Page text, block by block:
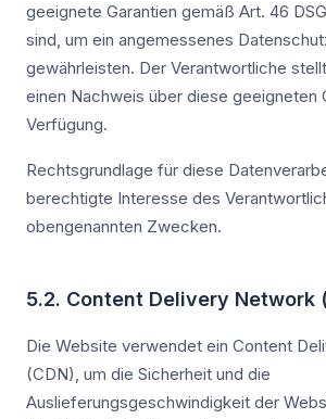
geeignete Garantien gemäß Art. 46
sind, um ein angemessenes
gewährleisten. Der Verantwortliche
einen Nachweis über diese geeigneten
Verfügung.
Rechtsgrundlage für diese
berechtigte Interesse des
obengenannten Zwecken.
5.2. Content Delivery Network
Die Website verwendet ein Content
(CDN), um die Sicherheit und die
Auslieferungsgeschwindigkeit der